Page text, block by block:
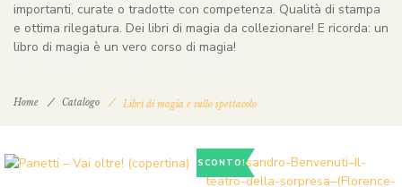
importanti, curate o tradotte con competenza. Qualità di stampa
e ottima rilegatura. Dei libri di magia da collezionare! E ricorda: un
libro di magia è un vero corso di magia!
Home Catalogo Libri di magia e sullo spettacolo
SCONTO!